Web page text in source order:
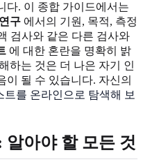
다. 이 종합 가이드에서는
구 에서의 기원, 목적, 측정
검사와 같은 다른 검사와
에 대한 혼란을 명확히 밝
하는 것은 더 나은 자기 인
이 될 수 있습니다. 자신의
트를 온라인으로 탐색해 보
아야 할 모든 것